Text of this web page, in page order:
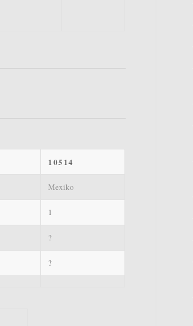
10514
Mexiko
1
?
?